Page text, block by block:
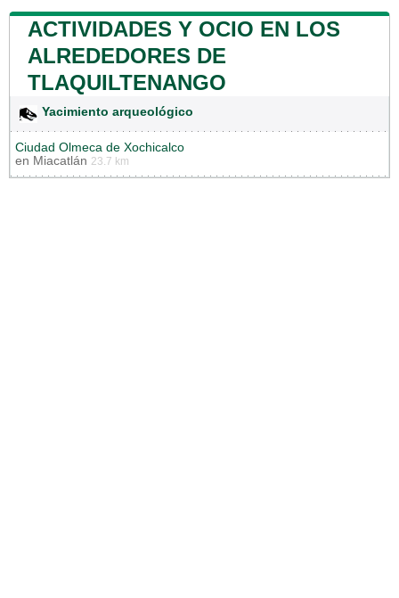
ACTIVIDADES Y OCIO EN LOS
ALREDEDORES DE
TLAQUILTENANGO
Yacimiento arqueológico
Ciudad Olmeca de Xochicalco
en Miacatlán 23.7 km